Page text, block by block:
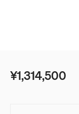
¥1,314,500